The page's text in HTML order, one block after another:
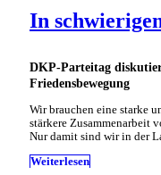
DKP-Parteitag
Friedensbewegung
In
Wir brauchen eine starke
stärkere Zusammenarbeit
Nur damit sind wir in der
Weiterlesen